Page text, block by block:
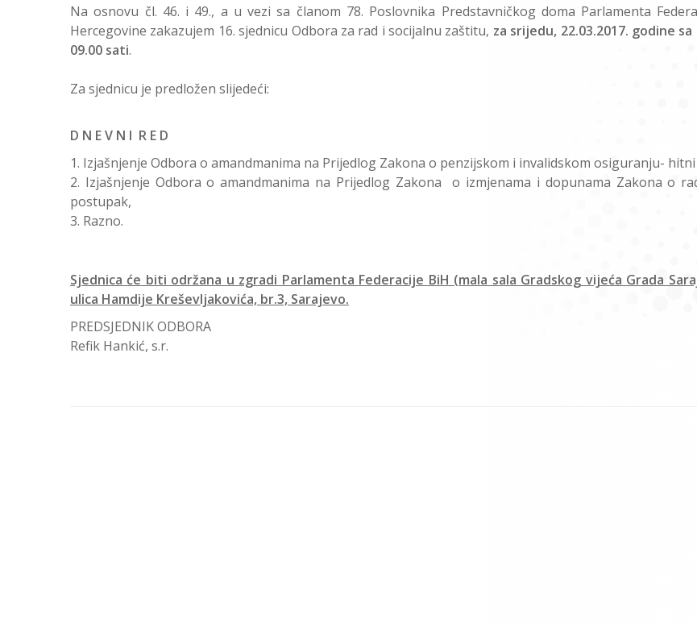
Na osnovu čl. 46. i 49., a u vezi sa članom 78. Poslovnika Predstavničkog doma Parlamenta
Hercegovine zakazujem 16. sjednicu Odbora za rad i socijalnu zaštitu, za srijedu, 22.03.2017. godine
09.00 sati.
Za sjednicu je predložen slijedeći:
D N E V N I R E D
Izjašnjenje Odbora o amandmanima na Prijedlog Zakona o penzijskom i invalidskom osiguranju-
Izjašnjenje Odbora o amandmanima na Prijedlog Zakona o izmjenama i dopunama Zakona o
postupak,
Razno.
Sjednica će biti održana u zgradi Parlamenta Federacije BiH (mala sala Gradskog vijeća Grada
ulica Hamdije Kreševljakovića, br.3, Sarajevo.
PREDSJEDNIK ODBORA
Refik Hankić, s.r.